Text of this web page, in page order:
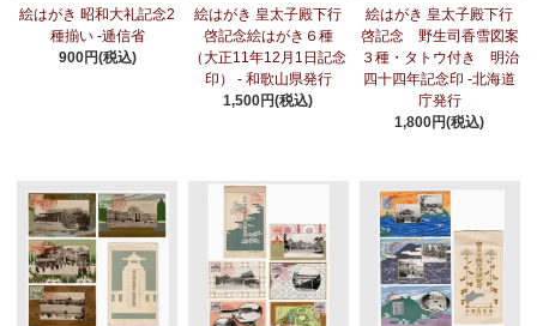
絵はがき 昭和大礼記念2
種揃い -逓信省
900円(税込)
絵はがき 皇太子殿下行
啓記念絵はがき６種
（大正11年12月1日記念
印） - 和歌山県発行
1,500円(税込)
絵はがき 皇太子殿下行
啓記念 野生司香雪図案
３種・タトウ付き 明治
四十四年記念印 -北海道
庁発行
1,800円(税込)